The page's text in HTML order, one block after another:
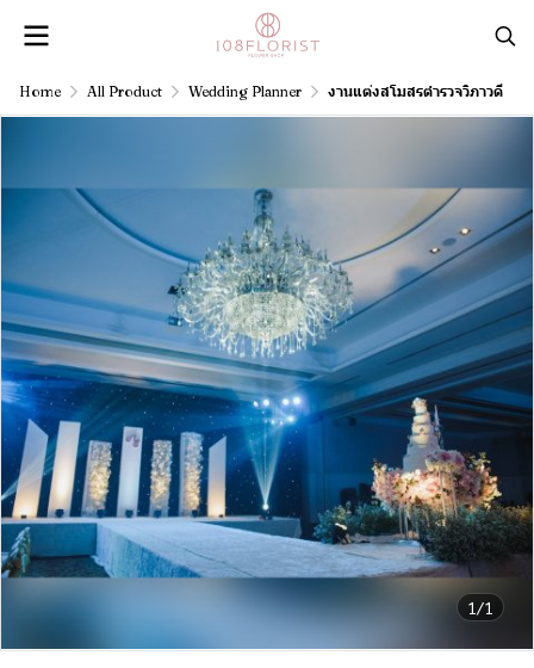
Home All Product Wedding Planner งานแต่งสโมสรตำรวจวิภาวดี
1/1